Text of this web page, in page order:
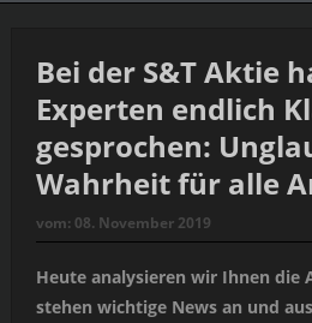
Bei der S&T Aktie
Experten endlich
gesprochen:
Wahrheit für alle
vom: 08. November 2019
Heute analysieren wir Ihnen die
stehen wichtige News an und